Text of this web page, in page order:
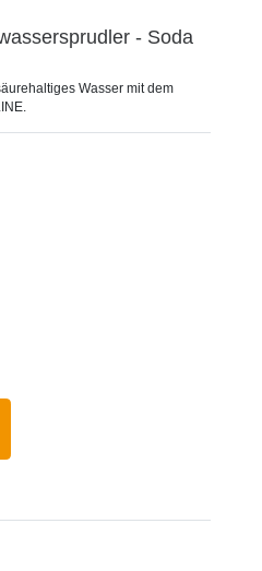
- Soda
Wasser mit dem